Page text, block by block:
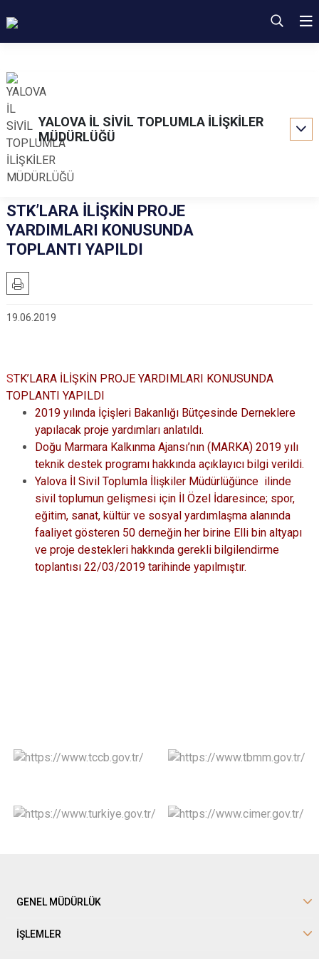
YALOVA İL SİVİL TOPLUMLA İLİŞKİLER
MÜDÜRLÜĞÜ
STK’LARA İLİŞKİN PROJE
YARDIMLARI KONUSUNDA
TOPLANTI YAPILDI
19.06.2019
STK’LARA İLİŞKİN PROJE YARDIMLARI KONUSUNDA
TOPLANTI YAPILDI
2019 yılında İçişleri Bakanlığı Bütçesinde Derneklere
yapılacak proje yardımları anlatıldı.
Doğu Marmara Kalkınma Ajansı’nın (MARKA) 2019 yılı
teknik destek programı hakkında açıklayıcı bilgi verildi.
Yalova İl Sivil Toplumla İlişkiler Müdürlüğünce ilinde
sivil toplumun gelişmesi için İl Özel İdaresince; spor,
eğitim, sanat, kültür ve sosyal yardımlaşma alanında
faaliyet gösteren 50 derneğin her birine Elli bin altyapı
ve proje destekleri hakkında gerekli bilgilendirme
toplantısı 22/03/2019 tarihinde yapılmıştır.
GENEL MÜDÜRLÜK
İŞLEMLER